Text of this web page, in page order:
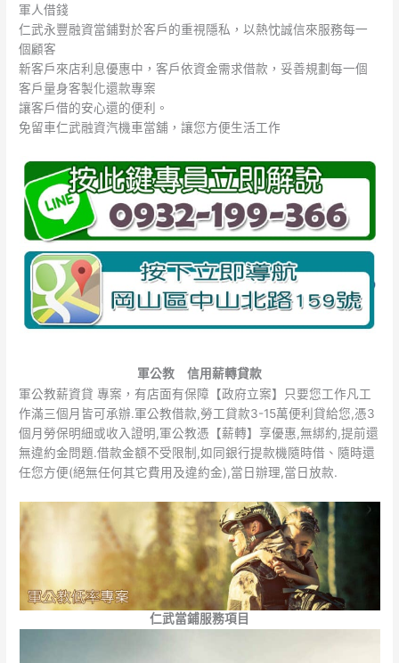
軍人借錢
仁武永豐融資當鋪對於客戶的重視隱私，以熱忱誠信來服務每一
個顧客
新客戶來店利息優惠中，客戶依資金需求借款，妥善規劃每一個
客戶量身客製化還款專案
讓客戶借的安心還的便利。
免留車仁武融資汽機車當舖，讓您方便生活工作
軍公教 信用薪轉貸款
軍公教薪資貸 專案，有店面有保障【政府立案】只要您工作凡工
作滿三個月皆可承辦.軍公教借款,勞工貸款3-15萬便利貸給您,憑3
個月勞保明細或收入證明,軍公教憑【薪轉】享優惠,無綁約,提前還
無違約金問題.借款金額不受限制,如同銀行提款機隨時借、隨時還
任您方便(絕無任何其它費用及違約金),當日辦理,當日放款.
仁武當鋪服務項目